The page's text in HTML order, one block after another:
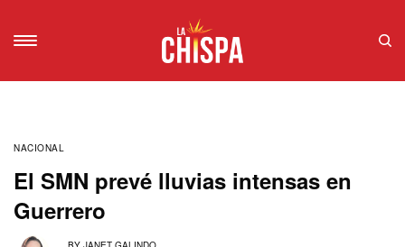
NACIONAL
El SMN prevé lluvias intensas en
Guerrero